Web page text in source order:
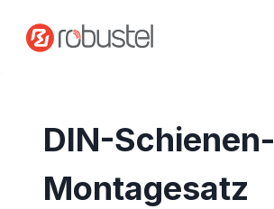
Inhalt
springen
DIN-Schienen-
Montagesatz